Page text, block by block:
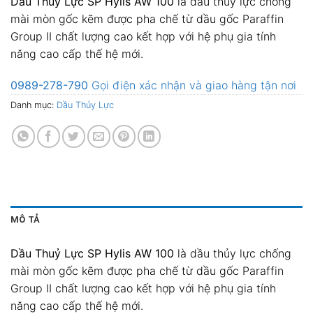
mài mòn gốc kẽm được pha chế từ dầu gốc Paraffin
Group II chất lượng cao kết hợp với hệ phụ gia tính
năng cao cấp thế hệ mới.
0989-278-790 Gọi điện xác nhận và giao hàng tận nơi
Danh mục: Dầu Thủy Lực
MÔ TẢ
Dầu Thuỷ Lực SP Hylis AW 100 là dầu thủy lực chống
mài mòn gốc kẽm được pha chế từ dầu gốc Paraffin
Group II chất lượng cao kết hợp với hệ phụ gia tính
năng cao cấp thế hệ mới.